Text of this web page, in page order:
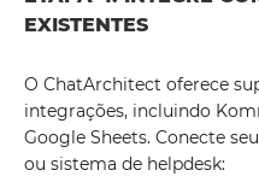
EXISTENTES
O ChatArchitect oferece
integrações, incluindo
Google Sheets. Conecte
ou sistema de helpdesk: